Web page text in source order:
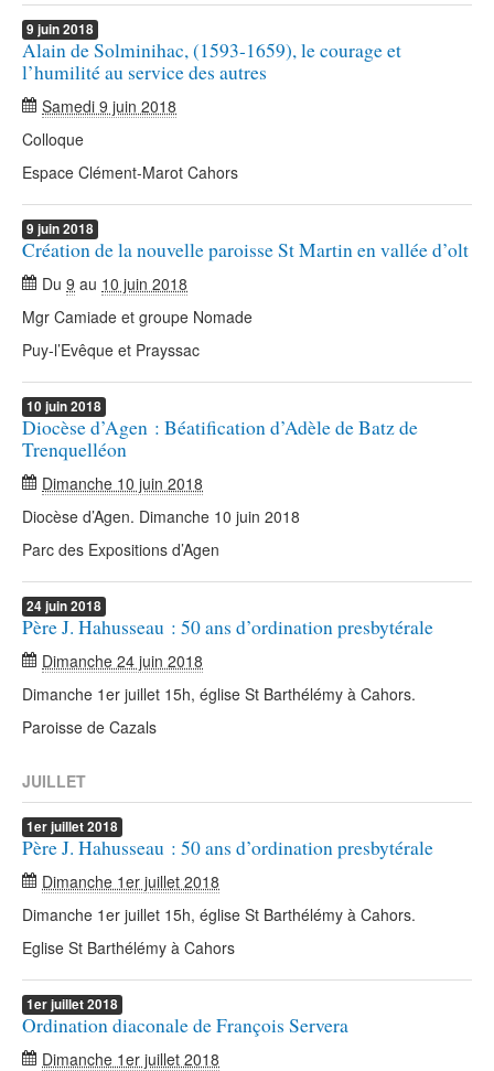
9 juin2018
Alain de Solminihac, (1593-1659), le courage et
l’humilité au service des autres
Samedi 9 juin 2018
Colloque
Espace Clément-Marot Cahors
9 juin2018
Création de la nouvelle paroisse St Martin en vallée d’olt
Du 9 au 10 juin 2018
Mgr Camiade et groupe Nomade
Puy-l’Evêque et Prayssac
10 juin2018
Diocèse d’Agen : Béatification d’Adèle de Batz de
Trenquelléon
Dimanche 10 juin 2018
Diocèse d’Agen. Dimanche 10 juin 2018
Parc des Expositions d’Agen
24juin2018
Père J. Hahusseau : 50 ans d’ordination presbytérale
Dimanche 24 juin 2018
Dimanche 1er juillet 15h, église St Barthélémy à Cahors.
Paroisse de Cazals
JUILLET
1erjuillet2018
Père J. Hahusseau : 50 ans d’ordination presbytérale
Dimanche 1er juillet 2018
Dimanche 1er juillet 15h, église St Barthélémy à Cahors.
Eglise St Barthélémy à Cahors
1erjuillet2018
Ordination diaconale de François Servera
Dimanche 1er juillet 2018